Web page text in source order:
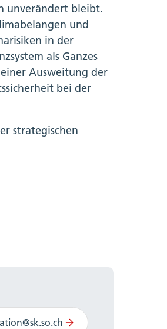
unverändert bleibt.
und
in der
als Ganzes
Ausweitung der
bei der
strategischen